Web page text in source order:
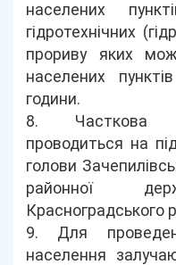
населених
гідротехнічних
прориву яких
населених
години.
8. Часткова
проводиться на
голови
районної
Красноградського
9. Для
населення